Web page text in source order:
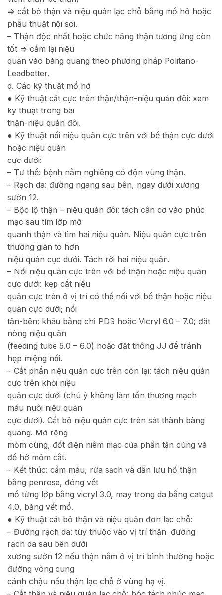
=> cắt bỏ thận và niệu quản lạc chỗ bằng mổ hở hoặc
phẫu thuật nội soi.
– Thận độc nhất hoặc chức năng thận tương ứng còn
tốt => cắm lại niệu
quản vào bàng quang theo phương pháp Politano-
Leadbetter.
d. Các kỹ thuật mổ hở
● Kỹ thuật cắt cực trên thận/thận-niệu quản đôi: xem
kỹ thuật trong bài
thận-niệu quản đôi.
● Kỹ thuật nối niệu quản cực trên với bể thận cực dưới
hoặc niệu quản
cực dưới:
– Tư thế: bệnh nằm nghiêng có độn vùng thận.
– Rạch da: đường ngang sau bên, ngay dưới xương
sườn 12.
– Bộc lộ thận – niệu quản đôi: tách cân cơ vào phúc
mạc sau tìm lớp mỡ
quanh thận và tìm hai niệu quản. Niệu quản cực trên
thường giãn to hơn
niệu quản cực dưới. Tách rời hai niệu quản.
– Nối niệu quản cực trên với bể thận hoặc niệu quản
cực dưới: kẹp cắt niệu
quản cực trên ở vị trí có thể nối với bể thận hoặc niệu
quản cực dưới; nối
tận-bên; khâu bằng chỉ PDS hoặc Vicryl 6.0 – 7.0; đặt
nòng niệu quản
(feeding tube 5.0 – 6.0) hoặc đặt thông JJ để tránh
hẹp miệng nối.
– Cắt phần niệu quản cực trên còn lại: tách niệu quản
cực trên khỏi niệu
quản cực dưới (chú ý không làm tổn thương mạch
máu nuôi niệu quản
cực dưới). Cắt bỏ niệu quản cực trên sát thành bàng
quang. Mở rộng
mỏm cùng, đốt điện niêm mạc của phần tận cùng và
để hở mỏm cắt.
– Kết thúc: cầm máu, rửa sạch và dẫn lưu hố thận
bằng penrose, đóng vết
mổ từng lớp bằng vicryl 3.0, may trong da bẳng catgut
4.0, băng vết mổ.
● Kỹ thuật cắt bỏ thận và niệu quản đơn lạc chỗ:
– Đường rạch da: tùy thuộc vào vị trí thận, đường
rạch da sau bên dưới
xương sườn 12 nếu thận nằm ở vị trí bình thường hoặc
đường vòng cung
cánh chậu nếu thận lạc chỗ ở vùng hạ vị.